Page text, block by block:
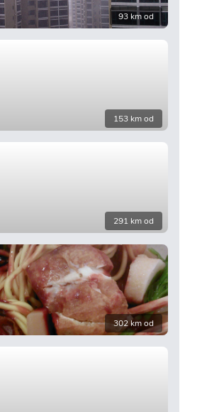
93 km od
153 km od
291 km od
302 km od